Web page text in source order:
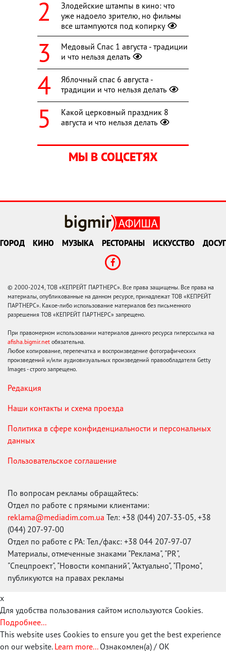
Злодейские штампы в кино: что
уже надоело зрителю, но фильмы
все штампуются под копирку
Медовый Спас 1 августа - традиции
и что нельзя делать
Яблочный спас 6 августа -
традиции и что нельзя делать
Какой церковный праздник 8
августа и что нельзя делать
МЫ В СОЦСЕТЯХ
ГОРОД КИНО МУЗЫКА РЕСТОРАНЫ ИСКУССТВО ДОСУГ
© 2000-2024, ТОВ «КЕПРЕЙТ ПАРТНЕРС». Все права защищены. Все права на
материалы, опубликованные на данном ресурсе, принадлежат ТОВ «КЕПРЕЙТ
ПАРТНЕРС». Какое-либо использование материалов без письменного
разрешения ТОВ «КЕПРЕЙТ ПАРТНЕРС» запрещено.
При правомерном использовании материалов данного ресурса гиперссылка на
afisha.bigmir.net обязательна.
Любое копирование, перепечатка и воспроизведение фотографических
произведений и/или аудиовизуальных произведений правообладателя Getty
Images - строго запрещено.
Редакция
Наши контакты и схема проезда
Политика в сфере конфиденциальности и персональных
данных
Пользовательское соглашение
По вопросам рекламы обращайтесь:
Отдел по работе с прямыми клиентами:
reklama@mediadim.com.ua Тел: +38 (044) 207-33-05, +38
(044) 207-97-00
Отдел по работе с РА: Тел./факс: +38 044 207-97-07
Материалы, отмеченные знаками "Реклама", "PR",
"Спецпроект", "Новости компаний", "Актуально", "Промо",
публикуются на правах рекламы
x
Для удобства пользования сайтом используются Cookies.
Подробнее...
This website uses Cookies to ensure you get the best experience
on our website. Learn more... Ознакомлен(а) / OK